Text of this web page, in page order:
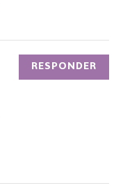
RESPONDER